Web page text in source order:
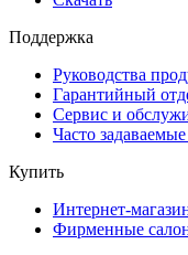
Поддержка
Руководства
Гарантийный
Сервис и
Часто
Купить
Интернет-
Фирменные